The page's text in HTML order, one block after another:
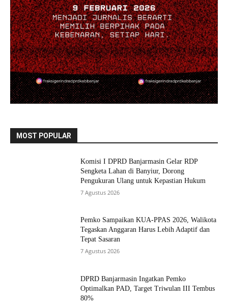
MOST POPULAR
Komisi I DPRD Banjarmasin Gelar RDP
Sengketa Lahan di Banyiur, Dorong
Pengukuran Ulang untuk Kepastian Hukum
7 Agustus 2026
Pemko Sampaikan KUA-PPAS 2026, Walikota
Tegaskan Anggaran Harus Lebih Adaptif dan
Tepat Sasaran
7 Agustus 2026
DPRD Banjarmasin Ingatkan Pemko
Optimalkan PAD, Target Triwulan III Tembus
80%